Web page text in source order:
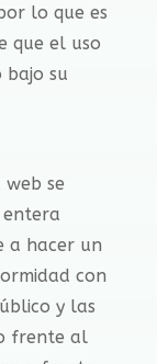
lo que es
que el uso
bajo su
se
a hacer un
con
y las
frente al